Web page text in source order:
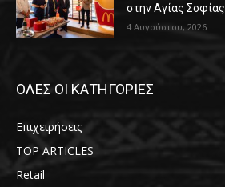
στην Αγίας Σοφίας
4 Αυγούστου, 2026
ΟΛΕΣ ΟΙ ΚΑΤΗΓΟΡΙΕΣ
Επιχειρήσεις
TOP ARTICLES
Retail